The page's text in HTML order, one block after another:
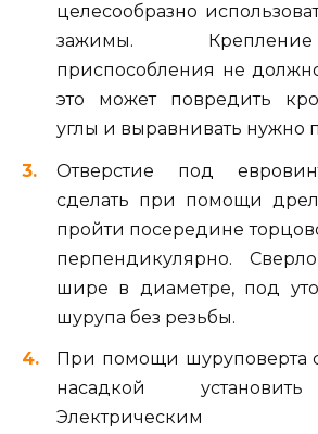
целесообразно
зажимы.
приспособления не
это может повредить
углы и выравнивать нужно
Отверстие под
сделать при помощи
пройти посередине
перпендикулярно.
шире в диаметре, под
шурупа без резьбы.
При помощи шуруповерта
насадкой
Электрическим